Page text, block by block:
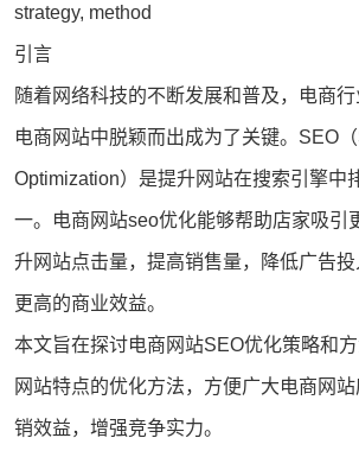
strategy, method
引言
随着网络科技的不断发展和普及，电商
电商网站中脱颖而出成为了关键。SEO
Optimization）是提升网站在搜索引擎中
一。电商 网站seo优化能够帮助店家吸引
升网站点击量，提高销售量，降低广告
更高的商业效益。
本文旨在探讨电商网站SEO优化策略和
网站特点的优化方法，方便广大电商网
销效益，增强竞争实力。